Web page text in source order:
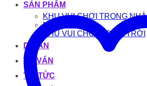
SẢN PHẨM
KHU VUI CHƠI TRONG NHÀ
NHÀ HƠI
KHU VUI CHƠI NGOÀI TRỜI
DỰ ÁN
TƯ VẤN
TIN TỨC